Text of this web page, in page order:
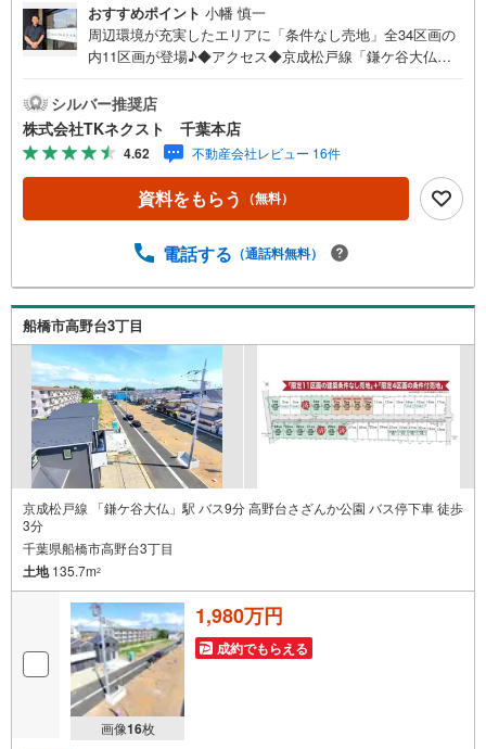
おすすめポイント 小幡 慎一
周辺環境が充実したエリアに「条件なし売地」全34区画の
内11区画が登場♪◆アクセス◆京成松戸線「鎌ケ谷大仏」
家族の多い分譲地は、困ったときも心強い♪お好きなハウ
スメーカーで建築できる「建築条件なし」♪ご家族のスタ
イルに合った住まいをご提案♪土地約40～45坪、多彩なプ
ランが可能な広さ♪忙しい方にも嬉しいスーパーやコンビ
ニが徒歩圏内♪お子様とすぐに遊びに行ける距離に公園が
あるのは嬉しい♪◆周辺環境◆船橋市立八木が谷北小学
保育園 徒歩23分食鮮館ヒフミ 徒歩5分ローソン白井根
分閑静な住宅街で、緑が多く公園も点在している船橋市高
野台3丁目に条件なし売地が登場です!!近くに日本大学理工
学部があり、学生向けの施設や商店も見られ、幹線道路か
ら少し入った落ち着いた雰囲気のエリアです♪
シルバー推奨店
株式会社TKネクスト 千葉本店
4.62 不動産会社レビュー 16件
資料をもらう （無料）
電話する （通話料無料）
船橋市高野台3丁目
京成松戸線 「鎌ケ谷大仏」駅 バス9分 高野台さざんか公園 バス停下車 徒歩
3分
千葉県船橋市高野台3丁目
土地135.7m2
画像16枚
1,980万円
成約でもらえる